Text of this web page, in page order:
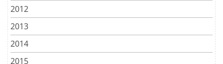
2012
2013
2014
2015